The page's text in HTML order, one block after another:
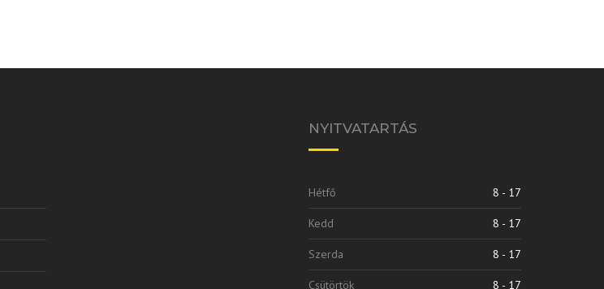
NYITVATARTÁS
Hétfő 8 - 17
Kedd 8 - 17
Szerda 8 - 17
Csütörtök 8 - 17